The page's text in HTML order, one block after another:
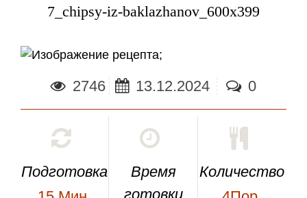
7_chipsy-iz-baklazhanov_600x399
;
2746 13.12.2024 0
Подготовка
Время
готовки
Количество